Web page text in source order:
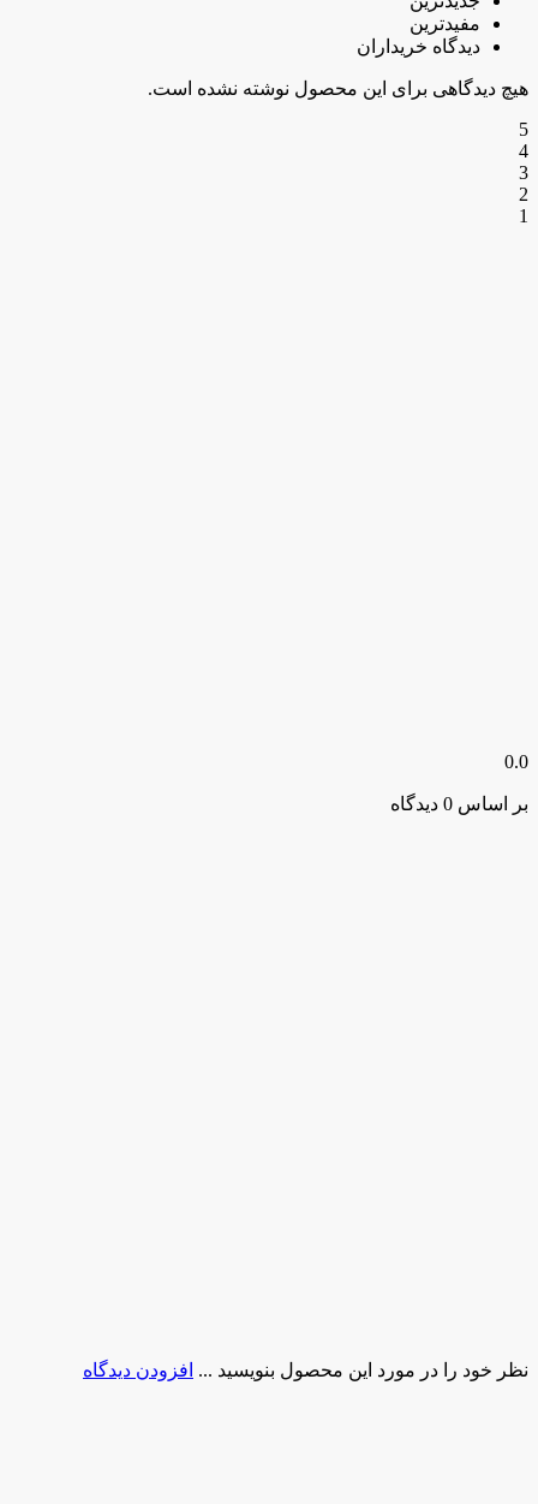
مفیدترین
دیدگاه خریداران
هیچ دیدگاهی برای این محصول نوشته نشده است.
5
4
3
2
1
0.0
بر اساس 0 دیدگاه
نظر خود را در مورد این محصول بنویسید ... افزودن دیدگاه